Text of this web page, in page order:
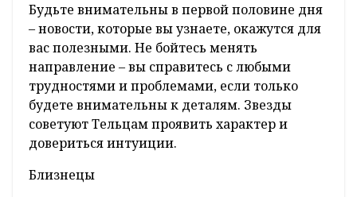
Будьте внимательны в первой половине дня
– новости, которые вы узнаете, окажутся для
вас полезными. Не бойтесь менять
направление – вы справитесь с любыми
трудностями и проблемами, если только
будете внимательны к деталям. Звезды
советуют Тельцам проявить характер и
довериться интуиции.
Близнецы